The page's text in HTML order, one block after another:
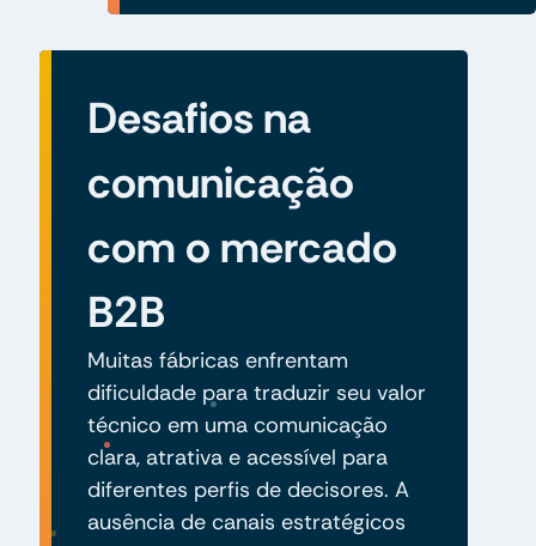
Desafios na
comunicação
com o mercado
B2B
Muitas fábricas enfrentam
dificuldade para traduzir seu valor
técnico em uma comunicação
clara, atrativa e acessível para
diferentes perfis de decisores. A
ausência de canais estratégicos